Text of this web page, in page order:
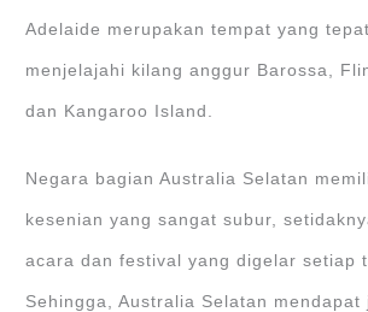
Adelaide merupakan tempat yang
menjelajahi kilang anggur Barossa,
dan Kangaroo Island.
Negara bagian Australia Selatan
kesenian yang sangat subur,
acara dan festival yang digelar setiap
Sehingga, Australia Selatan